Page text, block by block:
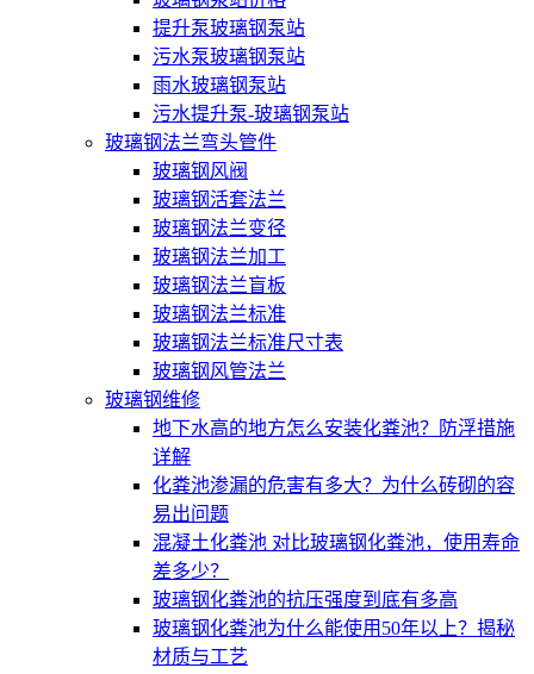
提升泵玻璃钢泵站
污水泵玻璃钢泵站
雨水玻璃钢泵站
污水提升泵-玻璃钢泵站
玻璃钢法兰弯头管件
玻璃钢风阀
玻璃钢活套法兰
玻璃钢法兰变径
玻璃钢法兰加工
玻璃钢法兰盲板
玻璃钢法兰标准
玻璃钢法兰标准尺寸表
玻璃钢风管法兰
玻璃钢维修
地下水高的地方怎么安装化粪池？防浮措施
详解
化粪池渗漏的危害有多大？为什么砖砌的容
易出问题
混凝土化粪池 对比玻璃钢化粪池，使用寿命
差多少？
玻璃钢化粪池的抗压强度到底有多高
玻璃钢化粪池为什么能使用50年以上？揭秘
材质与工艺